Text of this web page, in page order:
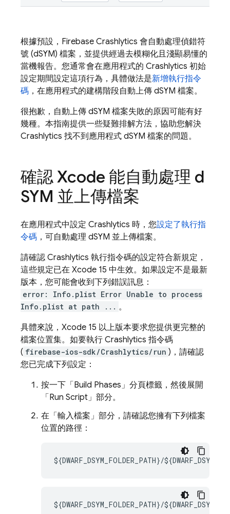
根據預設， Firebase Crashlytics 會自動處理偵錯符
號 (dSYM) 檔案，並提供經過去模糊化且淺顯易懂的
當機報告。您通常會在應用程式的 Crashlytics 初始
設定期間設定這項行為，具體做法是新增執行指令
碼 ，在應用程式的建構階段自動上傳 dSYM 檔案。
很抱歉，自動上傳 dSYM 檔案失敗的原因可能有好
幾種。本指南提供一些疑難排解方法，協助您解決
Crashlytics 找不到應用程式 dSYM 檔案的問題。
確認 Xcode 能自動處理 d
SYM 並上傳檔案
在應用程式中設定 Crashlytics 時，您設定了執行指
令碼 ，可自動處理 dSYM 並上傳檔案。
請確認 Crashlytics 執行指令碼的設定符合新規定，
這些規定已在 Xcode 15 中生效。如果設定不是最新
版本，您可能會收到下列錯誤訊息：
error: Info.plist Error Unable to process
Info.plist at path ... 。
具體來說，Xcode 15 以上版本要求您提供更完整的
檔案位置集。如要執行 Crashlytics 指令碼
( firebase-ios-sdk/Crashlytics/run )，請確認
您已完成下列設定：
按一下「Build Phases」分頁標籤，然後展開
「Run Script」部分。
在「輸入檔案」 部分，請確認您擁有下列檔案
位置的路徑：
${DWARF_DSYM_FOLDER_PATH}/
${DWARF_DSYM_FOLDER_PATH}/